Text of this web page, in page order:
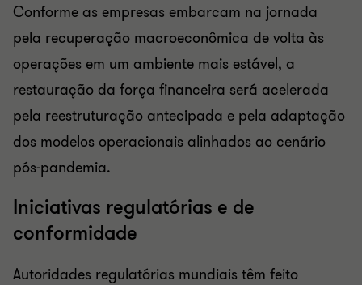
Conforme as empresas embarcam na jornada
pela recuperação macroeconômica de volta às
operações em um ambiente mais estável, a
restauração da força financeira será acelerada
pela reestruturação antecipada e pela adaptação
dos modelos operacionais alinhados ao cenário
pós-pandemia.
Iniciativas regulatórias e de
conformidade
Autoridades regulatórias mundiais têm feito